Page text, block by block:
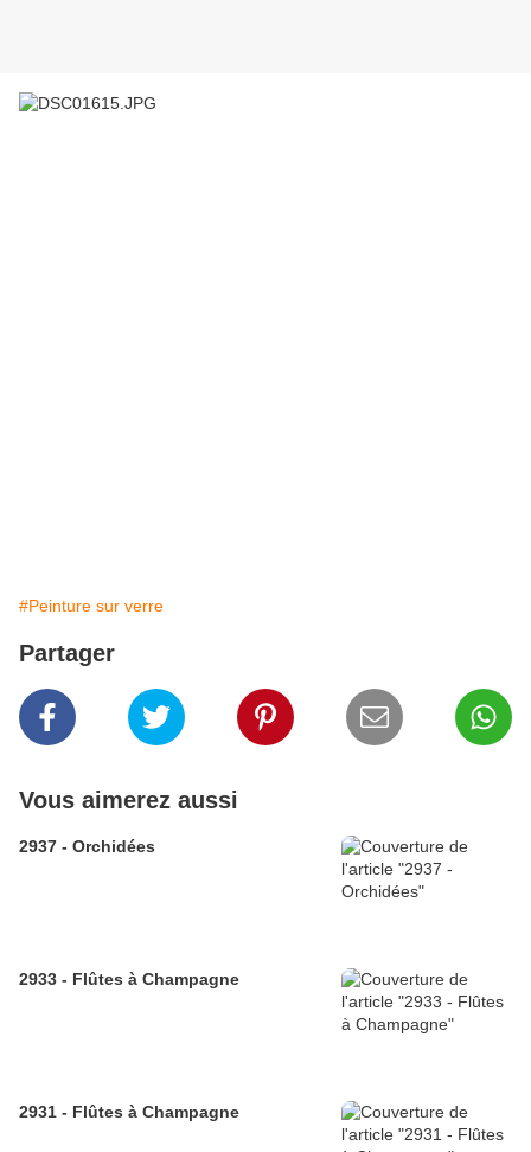
#Peinture sur verre
Partager
Vous aimerez aussi
2937 - Orchidées
2933 - Flûtes à Champagne
2931 - Flûtes à Champagne